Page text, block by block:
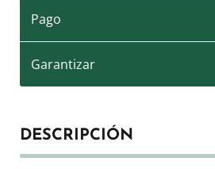
Pago
Garantizar
DESCRIPCIÓN